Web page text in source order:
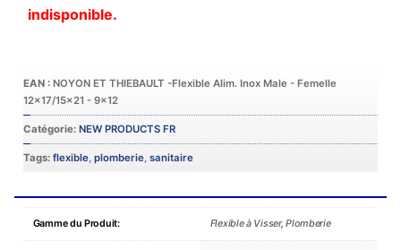
indisponible.
Catégorie: NEW PRODUCTS FR
Tags: flexible, plomberie, sanitaire
Gamme du Produit: Flexible à Visser,Plomberie